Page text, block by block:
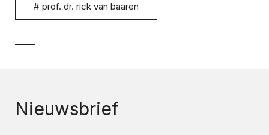
# prof. dr. rick van baaren
Nieuwsbrief